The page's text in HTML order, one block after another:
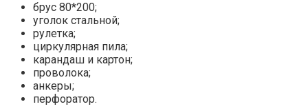
брус 80*200;
уголок стальной;
рулетка;
циркулярная пила;
карандаш и картон;
проволока;
анкеры;
перфоратор.